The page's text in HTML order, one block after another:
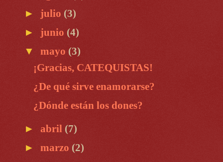
► julio (3)
► junio (4)
▼ mayo (3)
¡Gracias, CATEQUISTAS!
¿De qué sirve enamorarse?
¿Dónde están los dones?
► abril (7)
► marzo (2)